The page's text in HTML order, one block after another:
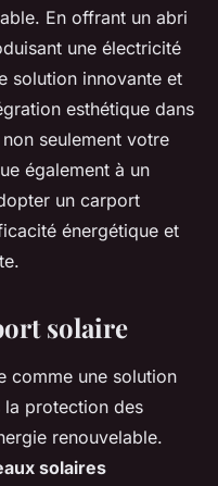
En offrant un abri
une électricité
solution innovante et
esthétique dans
seulement votre
également à un
un carport
énergétique et
solaire
comme une solution
protection des
renouvelable.
solaires